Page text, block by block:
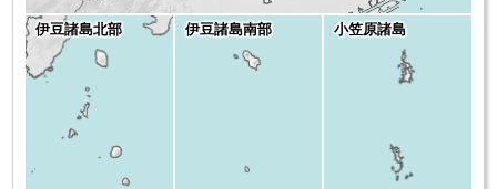
伊豆諸島北部 伊豆諸島南部 小笠原諸島